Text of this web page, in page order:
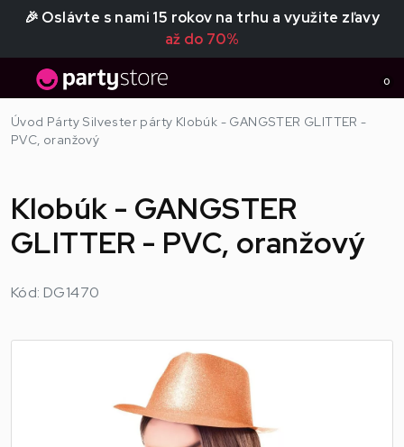
🎉 Oslávte s nami 15 rokov na trhu a využite zľavy
až do 70%
0
Úvod Párty Silvester párty Klobúk - GANGSTER GLITTER -
PVC, oranžový
Klobúk - GANGSTER
GLITTER - PVC, oranžový
Kód: DG1470